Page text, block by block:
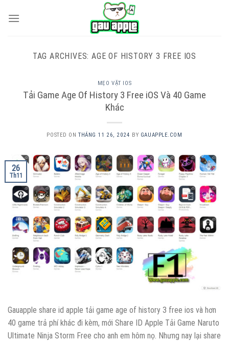
TAG ARCHIVES:AGE OF HISTORY 3 FREE IOS
MẸO VẶT IOS
Tải Game Age Of History 3 Free iOS Và 40 Game
Khác
POSTED ONTHÁNG 11 26, 2024 BY GAUAPPLE.COM
26
Th11
Gauapple share id apple tải game age of history 3 free ios và hơn
40 game trả phí khác đi kèm, mới Share ID Apple Tải Game Naruto
Ultimate Ninja Storm Free cho anh em hôm nọ. Nhưng nay lại share